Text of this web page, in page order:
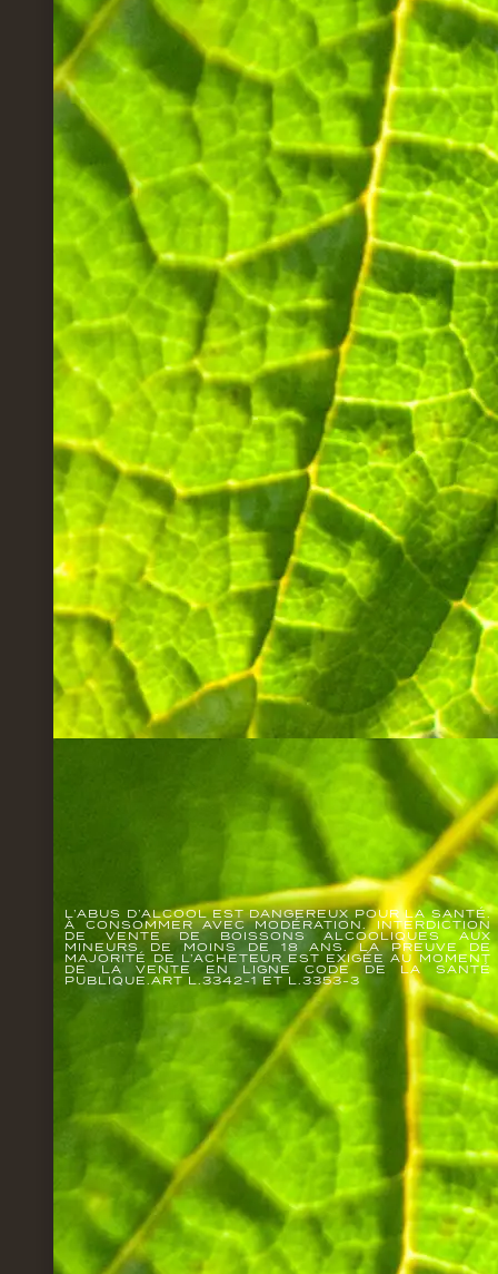
L’ABUS D’ALCOOL EST DANGEREUX POUR LA SANTÉ.
À CONSOMMER AVEC MODÉRATION. INTERDICTION
DE VENTE DE BOISSONS ALCOOLIQUES AUX
MINEURS DE MOINS DE 18 ANS. LA PREUVE DE
MAJORITÉ DE L’ACHETEUR EST EXIGÉE AU MOMENT
DE LA VENTE EN LIGNE CODE DE LA SANTÉ
PUBLIQUE.ART L.3342-1 ET L.3353-3